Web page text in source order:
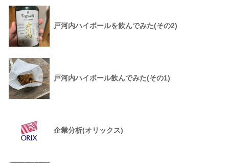
戸河内ハイボールを飲んでみた(その2)
戸河内ハイボール飲んでみた(その1)
企業分析(オリックス)